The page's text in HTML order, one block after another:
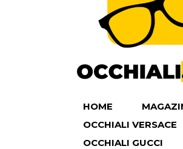
HOME
OCCHIALI VERSACE
OCCHIALI GUCCI